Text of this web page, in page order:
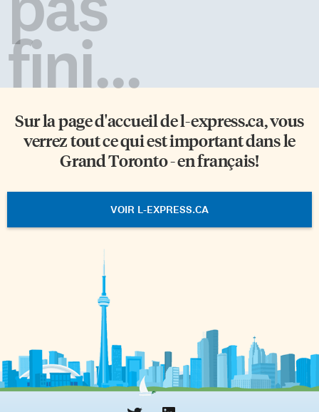
fini...
Sur la page d'accueil del-express.ca, vous
verrez tout ce qui est important dans le
Grand Toronto - en français!
VOIR L-EXPRESS.CA